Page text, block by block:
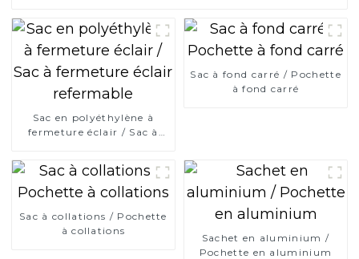
Sac en polyéthylène à
fermeture éclair / Sac à
Sac à fond carré / Pochette
à fond carré
Sac à collations / Pochette
à collations
Sachet en aluminium /
Pochette en aluminium